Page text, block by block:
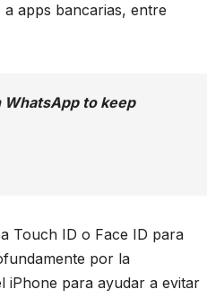
apps bancarias, entre
WhatsApp to keep
Touch ID o Face ID para
por la
iPhone para ayudar a evitar